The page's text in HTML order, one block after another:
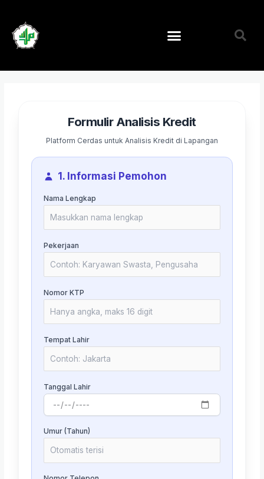
konten
Formulir Analisis Kredit
Platform Cerdas untuk Analisis Kredit di Lapangan
1. Informasi Pemohon
Nama Lengkap
Pekerjaan
Nomor KTP
Tempat Lahir
Tanggal Lahir
Umur (Tahun)